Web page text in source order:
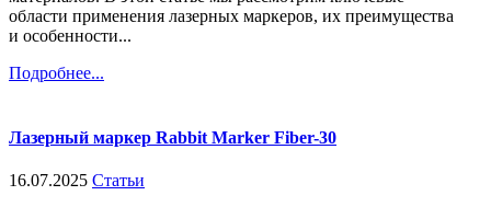
области применения лазерных маркеров, их преимущества
и особенности...
Подробнее...
Лазерный маркер Rabbit Marker Fiber-30
16.07.2025 Статьи